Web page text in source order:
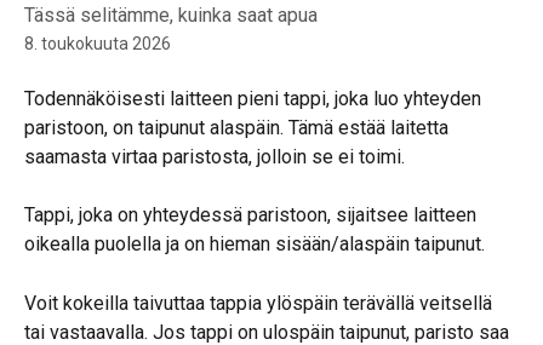
Tässä selitämme, kuinka saat apua
8. toukokuuta 2026
Todennäköisesti laitteen pieni tappi, joka luo yhteyden
paristoon, on taipunut alaspäin. Tämä estää laitetta
saamasta virtaa paristosta, jolloin se ei toimi.
Tappi, joka on yhteydessä paristoon, sijaitsee laitteen
oikealla puolella ja on hieman sisään/alaspäin taipunut.
Voit kokeilla taivuttaa tappia ylöspäin terävällä veitsellä
tai vastaavalla. Jos tappi on ulospäin taipunut, paristo saa